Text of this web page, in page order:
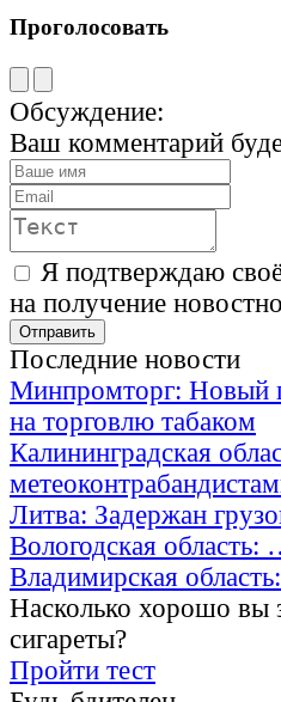
Проголосовать
Обсуждение:
Ваш комментарий
Я подтверждаю
на получение
Последние новости
Минпромторг: Новый
на торговлю табаком
Калининградская
Литва: Задержан
Вологодская область:
Владимирская
Насколько хорошо вы
сигареты?
Пройти тест